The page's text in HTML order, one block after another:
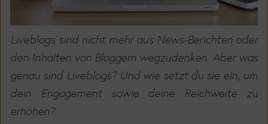
Liveblogs sind nicht mehr aus News-Berichten oder
den Inhalten von Bloggern wegzudenken. Aber was
genau sind Liveblogs? Und wie setzt du sie ein, um
dein Engagement sowie deine Reichweite zu
erhöhen?